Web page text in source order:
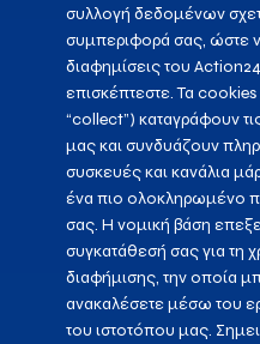
συλλογή δεδομένων
συμπεριφορά σας, ώστε
διαφημίσεις του
επισκέπτεστε. Τα
“collect”) καταγράφουν
μας και συνδυάζουν
συσκευές και κανάλια
ένα πιο ολοκληρωμένο
σας. Η νομική βάση
συγκατάθεσή σας για τη
διαφήμισης, την οποία
ανακαλέσετε μέσω του
του ιστοτόπου μας.